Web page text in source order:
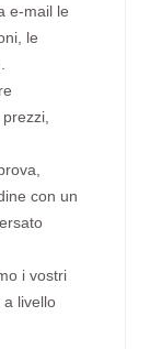
e-mail le
le
con un
i vostri
a livello